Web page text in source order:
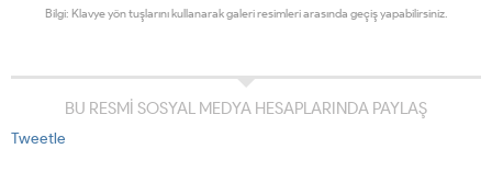
Bilgi: Klavye yön tuşlarını kullanarak galeri resimleri arasında geçiş yapabilirsiniz.
BU RESMİ SOSYAL MEDYA HESAPLARINDA PAYLAŞ
Tweetle